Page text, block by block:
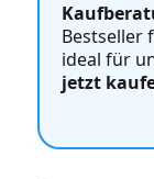
Bestseller
ideal für
jetzt